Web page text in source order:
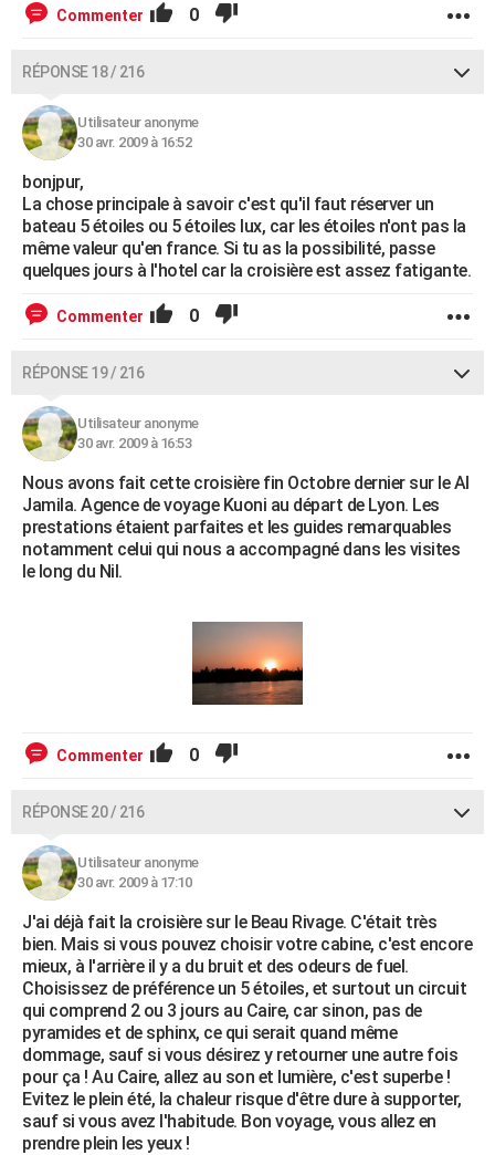
Commenter 0
RÉPONSE 18 / 216
Utilisateur anonyme
30 avr. 2009 à 16:52
bonjpur,
La chose principale à savoir c'est qu'il faut réserver un
bateau 5 étoiles ou 5 étoiles lux, car les étoiles n'ont pas la
même valeur qu'en france. Si tu as la possibilité, passe
quelques jours à l'hotel car la croisière est assez fatigante.
Commenter 0
RÉPONSE 19 / 216
Utilisateur anonyme
30 avr. 2009 à 16:53
Nous avons fait cette croisière fin Octobre dernier sur le Al
Jamila. Agence de voyage Kuoni au départ de Lyon. Les
prestations étaient parfaites et les guides remarquables
notamment celui qui nous a accompagné dans les visites
le long du Nil.
Commenter 0
RÉPONSE 20 / 216
Utilisateur anonyme
30 avr. 2009 à 17:10
J'ai déjà fait la croisière sur le Beau Rivage. C'était très
bien. Mais si vous pouvez choisir votre cabine, c'est encore
mieux, à l'arrière il y a du bruit et des odeurs de fuel.
Choisissez de préférence un 5 étoiles, et surtout un circuit
qui comprend 2 ou 3 jours au Caire, car sinon, pas de
pyramides et de sphinx, ce qui serait quand même
dommage, sauf si vous désirez y retourner une autre fois
pour ça ! Au Caire, allez au son et lumière, c'est superbe !
Evitez le plein été, la chaleur risque d'être dure à supporter,
sauf si vous avez l'habitude. Bon voyage, vous allez en
prendre plein les yeux !